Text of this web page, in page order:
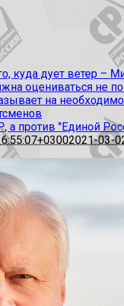
куда дует ветер –
оцениваться не
на
а против "Единой
2021-03-